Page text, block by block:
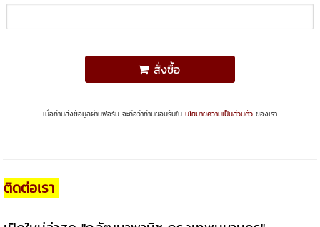
สั่งซื้อ
เมื่อท่านส่งข้อมูลผ่านฟอร์ม จะถือว่าท่านยอมรับใน นโยบายความเป็นส่วนตัว ของเรา
ติดต่อเรา